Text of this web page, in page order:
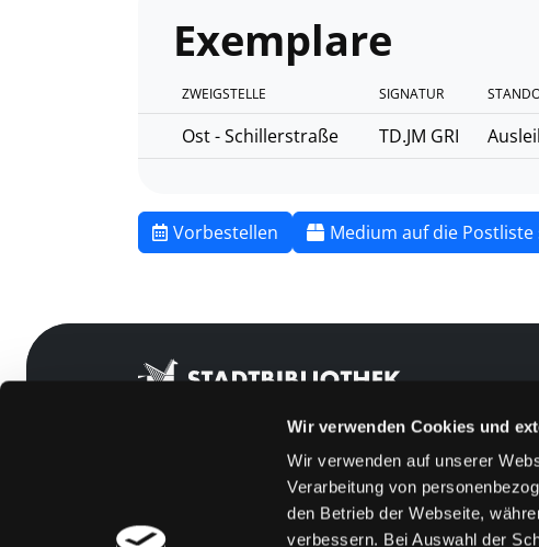
Wir verwenden Cookies und
Wir verwenden auf unserer
Verarbeitung von
den Betrieb der Webseite,
verbessern. Bei Auswahl der
Exemplare
ZWEIGSTELLE SIGNATUR
Ost - Schillerstraße TD.JM GRI
Vorbestellen Medium auf die Postliste
Angebote
Feedback
Kontakt